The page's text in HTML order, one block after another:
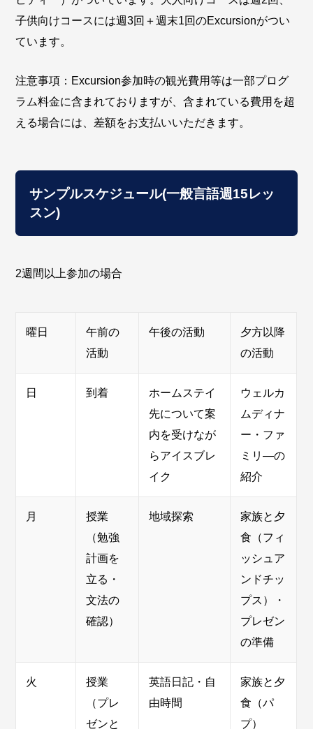
子供向けコースには週3回＋週末1回のExcursionがつい
ています。
注意事項：Excursion参加時の観光費用等は一部プログ
ラム料金に含まれておりますが、含まれている費用を超
える場合には、差額をお支払いいただきます。
サンプルスケジュール(一般言語週15レッ
スン)
2週間以上参加の場合
曜日
午前の
活動
午後の活動
夕方以降
の活動
日 到着
ホームステイ
先について案
内を受けなが
らアイスブレ
イク
ウェルカ
ムディナ
ー・ファ
ミリ―の
紹介
月
授業
（勉強
計画を
立る・
文法の
確認）
地域探索
家族と夕
食（フィ
ッシュア
ンドチッ
プス）・
プレゼン
の準備
火
授業
（プレ
ゼンと
英語日記・自
由時間
家族と夕
食（パ
プ）